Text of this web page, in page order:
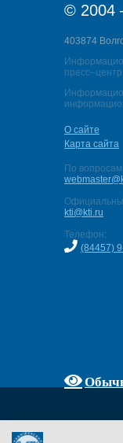
© 2004
403874
О сайте
Карта сайта
По
kti@kti.ru
Телефон:
(84457)